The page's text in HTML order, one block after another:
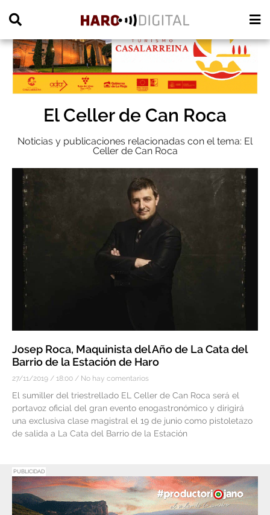
El Celler de Can Roca
Noticias y publicaciones relacionadas con el tema: El
Celler de Can Roca
Josep Roca, Maquinista del Año de La Cata del
Barrio de la Estación de Haro
27/11/2019 18:00 No hay comentarios
El sumiller del triestrellado EL Celler de Can Roca será el
portavoz oficial del gran evento enogastronómico y dirigirá
una exclusiva clase magistral el 19 de junio como pistoletazo
de salida a La Cata del Barrio de la Estación
PUBLICIDAD